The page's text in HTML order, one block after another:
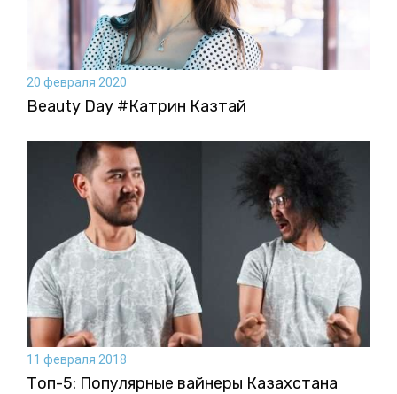
20 февраля 2020
Beauty Day #Катрин Казтай
11 февраля 2018
Топ-5: Популярные вайнеры Казахстана